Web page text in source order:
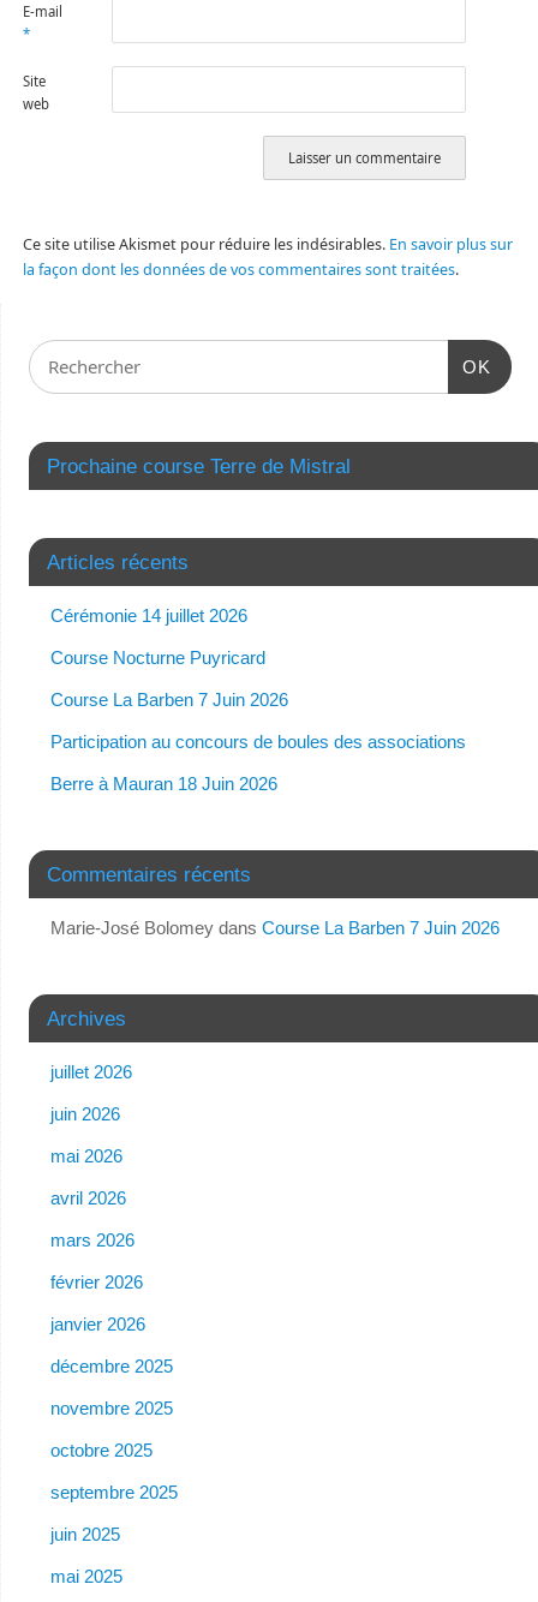
E-mail
*
Site
web
Ce site utilise Akismet pour réduire les indésirables. En savoir plus sur
la façon dont les données de vos commentaires sont traitées.
OK
Prochaine course Terre de Mistral
Articles récents
Cérémonie 14 juillet 2026
Course Nocturne Puyricard
Course La Barben 7 Juin 2026
Participation au concours de boules des associations
Berre à Mauran 18 Juin 2026
Commentaires récents
Marie-José Bolomeydans Course La Barben 7 Juin 2026
Archives
juillet 2026
juin 2026
mai 2026
avril 2026
mars 2026
février 2026
janvier 2026
décembre 2025
novembre 2025
octobre 2025
septembre 2025
juin 2025
mai 2025